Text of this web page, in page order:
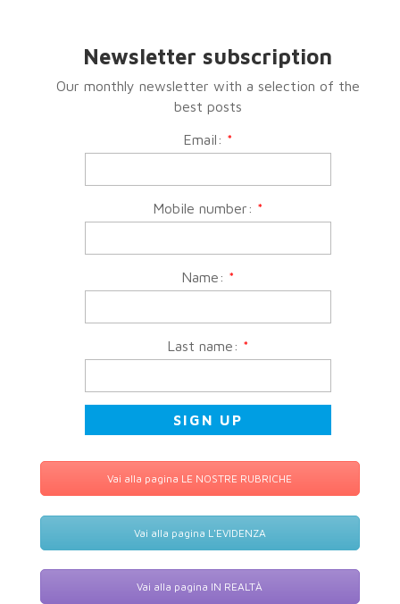
Newsletter subscription
Our monthly newsletter with a selection of the
best posts
Email: *
Mobile number: *
Name: *
Last name: *
Vai alla pagina LE NOSTRE RUBRICHE
Vai alla pagina L'EVIDENZA
Vai alla pagina IN REALTÀ